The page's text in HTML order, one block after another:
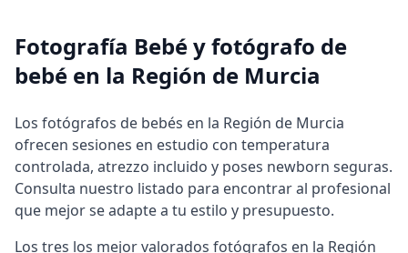
Fotografía Bebé y fotógrafo de
bebé en la Región de Murcia
Los fotógrafos de bebés en la Región de Murcia
ofrecen sesiones en estudio con temperatura
controlada, atrezzo incluido y poses newborn seguras.
Consulta nuestro listado para encontrar al profesional
que mejor se adapte a tu estilo y presupuesto.
Los tres los mejor valorados fotógrafos en la Región